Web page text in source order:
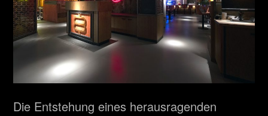
Die Entstehung eines herausragenden